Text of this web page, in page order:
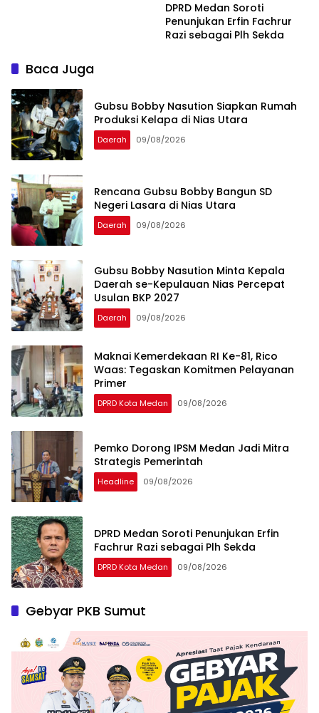
DPRD Medan Soroti
Penunjukan Erfin Fachrur
Razi sebagai Plh Sekda
Baca Juga
Gubsu Bobby Nasution Siapkan Rumah
Produksi Kelapa di Nias Utara
Daerah 09/08/2026
Rencana Gubsu Bobby Bangun SD
Negeri Lasara di Nias Utara
Daerah 09/08/2026
Gubsu Bobby Nasution Minta Kepala
Daerah se-Kepulauan Nias Percepat
Usulan BKP 2027
Daerah 09/08/2026
Maknai Kemerdekaan RI Ke-81, Rico
Waas: Tegaskan Komitmen Pelayanan
Primer
DPRD Kota Medan 09/08/2026
Pemko Dorong IPSM Medan Jadi Mitra
Strategis Pemerintah
Headline 09/08/2026
DPRD Medan Soroti Penunjukan Erfin
Fachrur Razi sebagai Plh Sekda
DPRD Kota Medan 09/08/2026
Gebyar PKB Sumut